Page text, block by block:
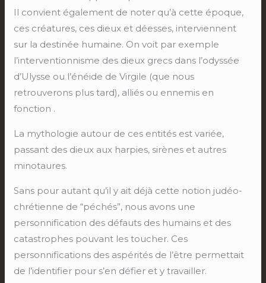
Il convient également de noter qu’à cette époque,
ces créatures, ces dieux et déesses, interviennent
sur la destinée humaine. On voit par exemple
l’interventionnisme des dieux grecs dans l’odyssée
d’Ulysse ou l’énéide de Virgile (que nous
retrouverons plus tard), alliés ou ennemis en
fonction .
La mythologie autour de ces entités est variée,
passant des dieux aux harpies, sirènes et autres
minotaures.
Sans pour autant qu’il y ait déjà cette notion judéo-
chrétienne de “péchés”, nous avons une
personnification des défauts des humains et des
catastrophes pouvant les toucher. Ces
personnifications des aspérités de l’être permettait
de l’identifier pour s’en défier et y travailler.